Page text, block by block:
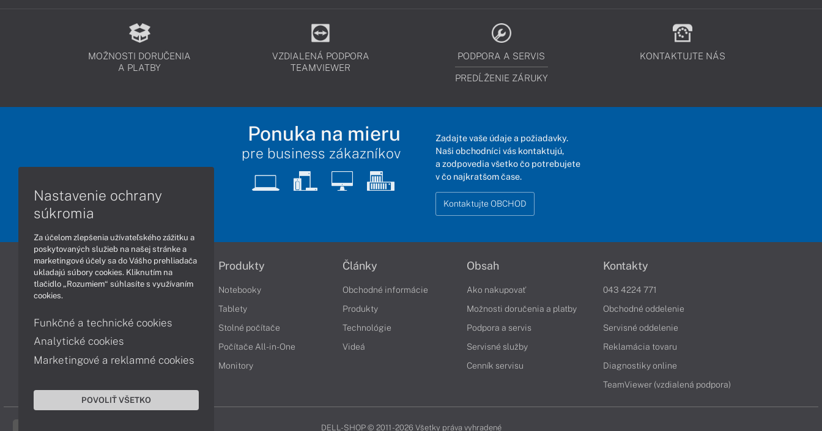
MOŽNOSTI DORUČENIA
A PLATBY
VZDIALENÁ PODPORA
TEAMVIEWER
PODPORA A SERVIS
PREDĹŽENIE ZÁRUKY
KONTAKTUJTE NÁS
Ponuka na mieru
pre business zákazníkov
Zadajte vaše údaje a požiadavky.
Naši obchodníci vás kontaktujú,
a zodpovedia všetko čo potrebujete
v čo najkratšom čase.
Kontaktujte OBCHOD
Informácie
Obchodné podmienky
Ochrana osobných údajov
Vrátenie tovaru
Vyhlásenie o prístupnosti
Produkty
Notebooky
Tablety
Stolné počítače
Počítače All-in-One
Monitory
Články
Obchodné informácie
Produkty
Technológie
Videá
Obsah
Ako nakupovať
Možnosti doručenia a platby
Podpora a servis
Servisné služby
Cenník servisu
Kontakty
043 4224 771
Obchodné oddelenie
Servisné oddelenie
Reklamácia tovaru
Diagnostiky online
TeamViewer (vzdialená podpora)
DELL-SHOP © 2011 - 2026 Všetky práva vyhradené
Nastavenie ochrany
súkromia
Za účelom zlepšenia užívateľského zážitku a
poskytovaných služieb na našej stránke a
marketingové účely sa do Vášho prehliadača
ukladajú súbory cookies. Kliknutím na
tlačidlo „Rozumiem“ súhlasíte s využívaním
cookies.
Funkčné a technické cookies
Analytické cookies
Marketingové a reklamné cookies
POVOLIŤ VŠETKO